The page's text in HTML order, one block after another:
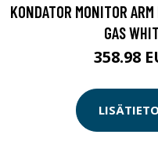
KONDATOR MONITOR
GAS
358.98